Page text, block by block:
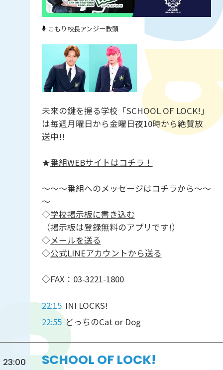
こもり校長アンジー教頭
未来の鍵を握る学校「SCHOOL OF LOCK!」
は毎週月曜日から金曜日夜10時から絶賛放
送中!!
★番組WEBサイトはコチラ！
～～～番組へのメッセージはコチラから～～
～
◇学校掲示板に書き込む
（掲示板は登録無料のアプリです!）
◇メールを送る
◇公式LINEアカウントから送る
◇FAX：03-3221-1800
22:15 INI LOCKS!
22:55 どっちのCat or Dog
23:00 SCHOOL OF LOCK!